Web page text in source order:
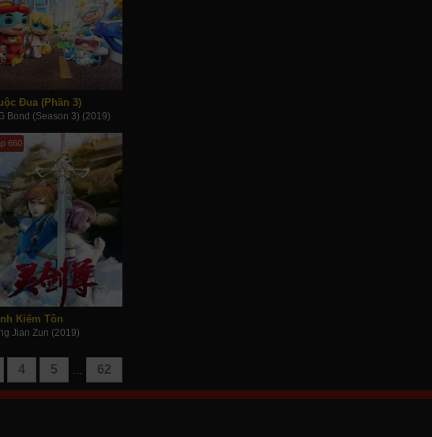
Đua (Phần 3)
Bond (Season 3) (2019)
660
Kiếm Tôn
Jian Zun (2019)
4 5 62